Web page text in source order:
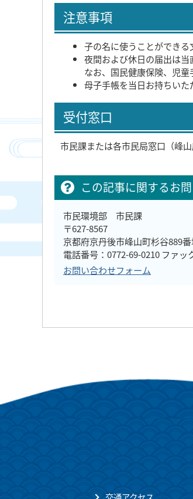
注意事項
子の名に使うことができる
夜間および休日の届出は当
なお、国民健康保険、児童
母子手帳を当日お持ちいた
受付窓口
市民課または各市民局窓口（峰山
この記事に関するお
市民環境部 市民課
〒627-8567
京都府京丹後市峰山町杉谷889番
電話番号：0772-69-0210 ファッ
お問い合わせフォーム